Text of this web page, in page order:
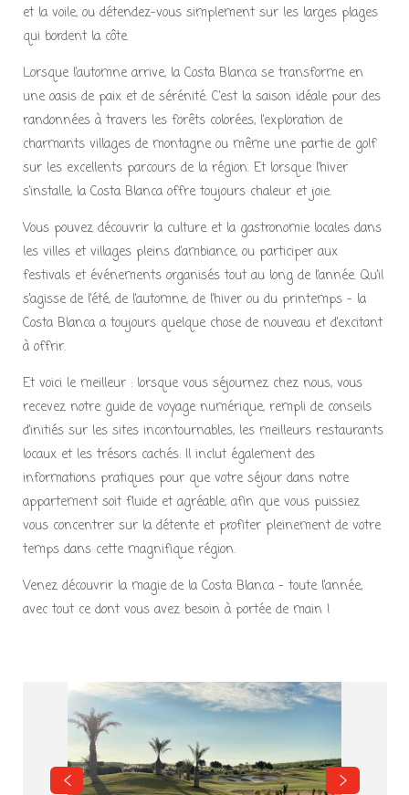
et la voile, ou détendez-vous simplement sur les larges plages
qui bordent la côte.
Lorsque l’automne arrive, la Costa Blanca se transforme en
une oasis de paix et de sérénité. C’est la saison idéale pour des
randonnées à travers les forêts colorées, l’exploration de
charmants villages de montagne ou même une partie de golf
sur les excellents parcours de la région. Et lorsque l’hiver
s’installe, la Costa Blanca offre toujours chaleur et joie.
Vous pouvez découvrir la culture et la gastronomie locales dans
les villes et villages pleins d’ambiance, ou participer aux
festivals et événements organisés tout au long de l’année. Qu’il
s’agisse de l’été, de l’automne, de l’hiver ou du printemps – la
Costa Blanca a toujours quelque chose de nouveau et d’excitant
à offrir.
Et voici le meilleur : lorsque vous séjournez chez nous, vous
recevez notre guide de voyage numérique, rempli de conseils
d’initiés sur les sites incontournables, les meilleurs restaurants
locaux et les trésors cachés. Il inclut également des
informations pratiques pour que votre séjour dans notre
appartement soit fluide et agréable, afin que vous puissiez
vous concentrer sur la détente et profiter pleinement de votre
temps dans cette magnifique région.
Venez découvrir la magie de la Costa Blanca – toute l’année,
avec tout ce dont vous avez besoin à portée de main !